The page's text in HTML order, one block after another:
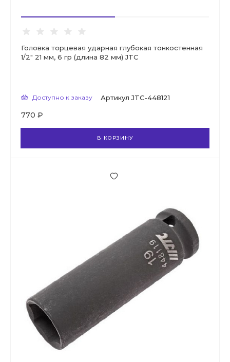
Головка торцевая ударная глубокая тонкостенная
1/2" 21 мм, 6 гр (длина 82 мм) JTC
Доступно к заказу Артикул JTC-448121
770 ₽
В КОРЗИНУ